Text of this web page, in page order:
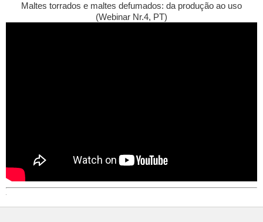
Maltes torrados e maltes defumados: da produção ao uso
(Webinar Nr.4, PT)